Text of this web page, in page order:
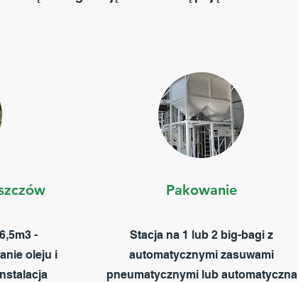
-
oleju i
Pakowanie
Stacja na 1 lub 2 big-bagi z
automatycznymi zasuwami
pneumatycznymi lub automatyczna